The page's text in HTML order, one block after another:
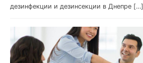
дезинфекции и дезинсекции в Днепре […]